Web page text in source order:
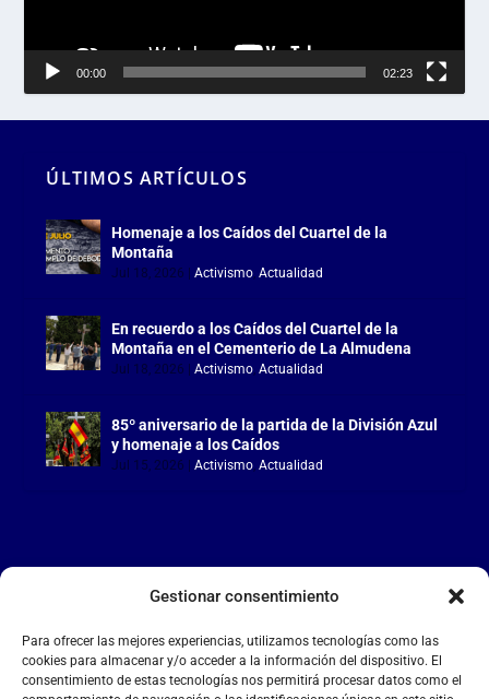
Gestionar consentimiento
Para ofrecer las mejores experiencias, utilizamos tecnologías como las
cookies para almacenar y/o acceder a la información del dispositivo. El
consentimiento de estas tecnologías nos permitirá procesar datos como el
00:00 02:23
ÚLTIMOS ARTÍCULOS
Homenaje a los Caídos del Cuartel de la
Montaña
Jul 18, 2026 |Activismo,Actualidad
En recuerdo a los Caídos del Cuartel de la
Montaña en el Cementerio de La Almudena
Jul 18, 2026 |Activismo,Actualidad
85º aniversario de la partida de la División Azul
y homenaje a los Caídos
Jul 15, 2026 |Activismo,Actualidad
LA FALANGE
Reproductor
de